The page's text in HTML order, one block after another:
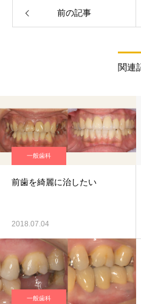
前の記事
関連
一般歯科
前歯を綺麗に治したい
2018.07.04
一般歯科